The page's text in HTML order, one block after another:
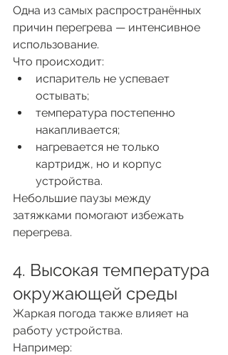
Одна из самых распространённых
причин перегрева — интенсивное
использование.
Что происходит:
испаритель не успевает
остывать;
температура постепенно
накапливается;
нагревается не только
картридж, но и корпус
устройства.
Небольшие паузы между
затяжками помогают избежать
перегрева.
4. Высокая температура
окружающей среды
Жаркая погода также влияет на
работу устройства.
Например: